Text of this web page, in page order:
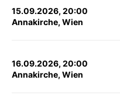
15.09.2026, 20:00
Annakirche, Wien
16.09.2026, 20:00
Annakirche, Wien